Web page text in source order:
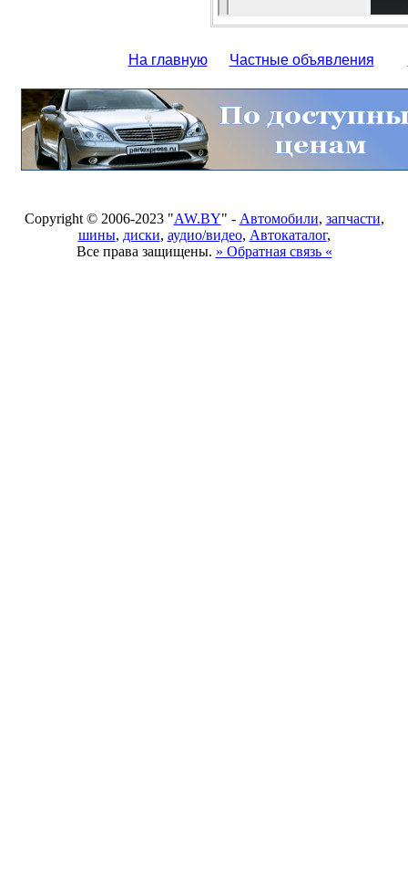
На главную Частные объявления
Copyright © 2006-2023 "AW.BY" - Автомобили, запчасти,
шины, диски, аудио/видео, Автокаталог,
Все права защищены. » Обратная связь «